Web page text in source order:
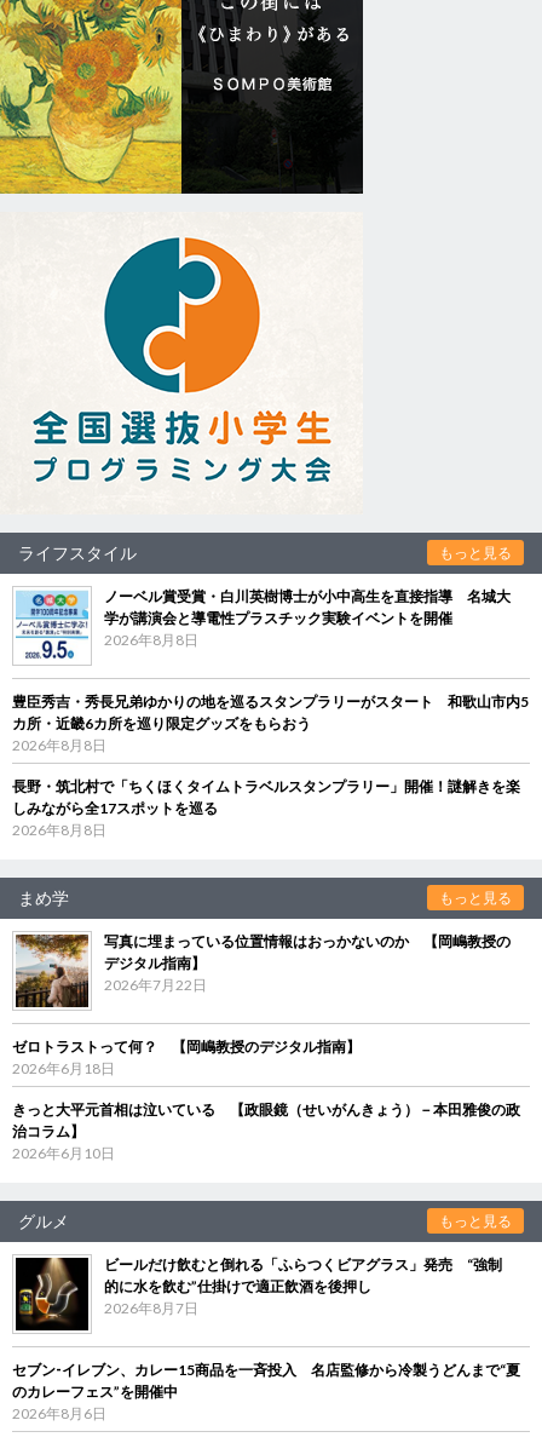
ライフスタイル もっと見る
ノーベル賞受賞・白川英樹博士が小中高生を直接指導 名城大
学が講演会と導電性プラスチック実験イベントを開催
2026年8月8日
豊臣秀吉・秀長兄弟ゆかりの地を巡るスタンプラリーがスタート 和歌山市内5
カ所・近畿6カ所を巡り限定グッズをもらおう
2026年8月8日
長野・筑北村で「ちくほくタイムトラベルスタンプラリー」開催！謎解きを楽
しみながら全17スポットを巡る
2026年8月8日
まめ学 もっと見る
写真に埋まっている位置情報はおっかないのか 【岡嶋教授の
デジタル指南】
2026年7月22日
ゼロトラストって何？ 【岡嶋教授のデジタル指南】
2026年6月18日
きっと大平元首相は泣いている 【政眼鏡（せいがんきょう）－本田雅俊の政
治コラム】
2026年6月10日
グルメ もっと見る
ビールだけ飲むと倒れる「ふらつくビアグラス」発売 “強制
的に水を飲む”仕掛けで適正飲酒を後押し
2026年8月7日
セブン‐イレブン、カレー15商品を一斉投入 名店監修から冷製うどんまで“夏
のカレーフェス”を開催中
2026年8月6日